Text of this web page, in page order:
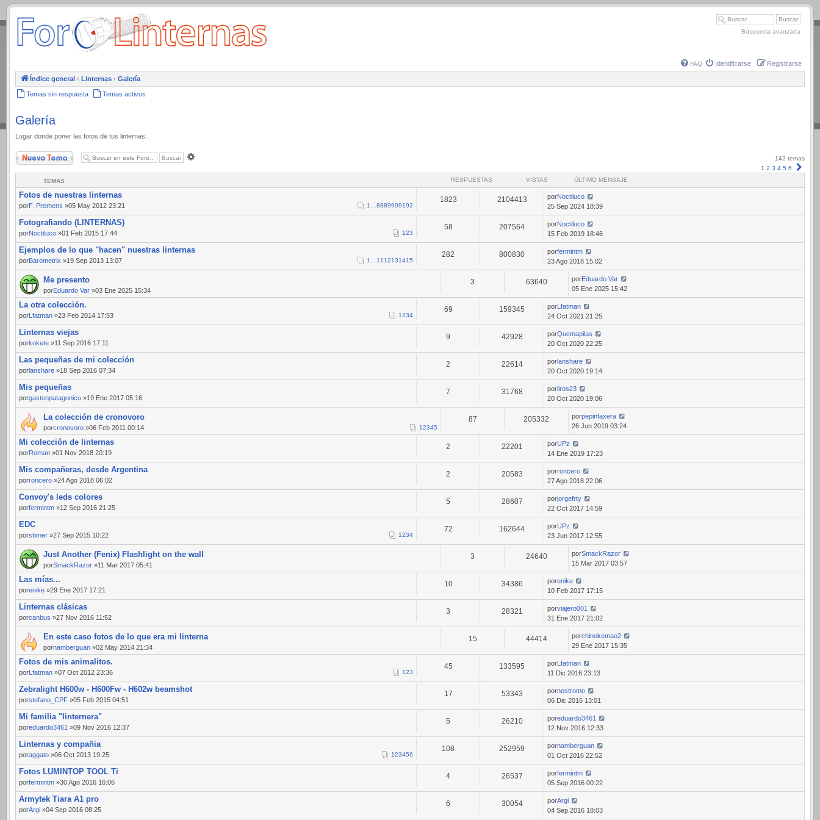
.
Búsqueda avanzada
FAQ Identificarse Registrarse
Índice general ‹ Linternas ‹ Galería
Temas sin respuesta Temas activos
Galería
Lugar donde poner las fotos de tus linternas.
Nuevo Tema
142 temas
1 2 3 4 5 6
TEMAS RESPUESTAS VISTAS ÚLTIMO MENSAJE
Fotos de nuestras linternas
porF. Premens »05 May 2012 23:21 1 8889909192
1823 2104413 porNoctiluco
25 Sep 2024 18:39
Fotografiando (LINTERNAS)
porNoctiluco »01 Feb 2015 17:44 123
58 207564 porNoctiluco
15 Feb 2019 18:46
Ejemplos de lo que "hacen" nuestras linternas
porBarometrix »19 Sep 2013 13:07 1 11 12131415
282 800830 porfermintm
23 Ago 2018 15:02
Me presento
porEduardo Var »03 Ene 2025 15:34
3 63640 porEduardo Var
05 Ene 2025 15:42
La otra colección.
porLfatman »23 Feb 2014 17:53 1234
69 159345 porLfatman
24 Oct 2021 21:25
Linternas viejas
porkokete »11 Sep 2016 17:11
9 42928 porQuemapilas
20 Oct 2020 22:25
Las pequeñas de mi colección
porlanshare »18 Sep 2016 07:34
2 22614 porlanshare
20 Oct 2020 19:14
Mis pequeñas
porgastonpatagonico »19 Ene 2017 05:16
7 31768 porliros23
20 Oct 2020 19:06
La colección de cronovoro
porcronovoro »06 Feb 2011 00:14 12345
87 205332 porpepinfaxera
26 Jun 2019 03:24
Mi colección de linternas
porRoman »01 Nov 2018 20:19
2 22201 porUPz
14 Ene 2019 17:23
Mis compañeras, desde Argentina
porroncero »24 Ago 2018 06:02
2 20583 porroncero
27 Ago 2018 22:06
Convoy's leds colores
porfermintm »12 Sep 2016 21:25
5 28607 porjorgefrty
22 Oct 2017 14:59
EDC
porstirner »27 Sep 2015 10:22 1234
72 162644 porUPz
23 Jun 2017 12:55
Just Another (Fenix) Flashlight on the wall
porSmackRazor »11 Mar 2017 05:41
3 24640 porSmackRazor
15 Mar 2017 03:57
Las mías...
porenike »29 Ene 2017 17:21
10 34386 porenike
10 Feb 2017 17:15
Linternas clásicas
porcanbus »27 Nov 2016 11:52
3 28321 porviajero001
31 Ene 2017 21:02
En este caso fotos de lo que era mi linterna
pornamberguan »02 May 2014 21:34
15 44414 porchinokemao2
29 Ene 2017 15:35
Fotos de mis animalitos.
porLfatman »07 Oct 2012 23:36 123
45 133595 porLfatman
11 Dic 2016 23:13
Zebralight H600w - H600Fw - H602w beamshot
porstefano_CPF »05 Feb 2015 04:51
17 53343 pornostromo
06 Dic 2016 13:01
Mi familia "linternera"
poreduardo3461 »09 Nov 2016 12:37
5 26210 poreduardo3461
12 Nov 2016 12:33
Linternas y compañia
poraggato »06 Oct 2013 19:25 123456
108 252959 pornamberguan
01 Oct 2016 22:52
Fotos LUMINTOP TOOL Ti
porfermintm »30 Ago 2016 16:06
4 26537 porfermintm
05 Sep 2016 00:22
Armytek Tiara A1 pro
porArgi »04 Sep 2016 08:25
6 30054 porArgi
04 Sep 2016 18:03